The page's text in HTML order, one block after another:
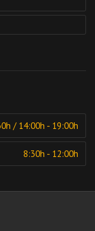
/ 14:00h - 19:00h
8:30h - 12:00h